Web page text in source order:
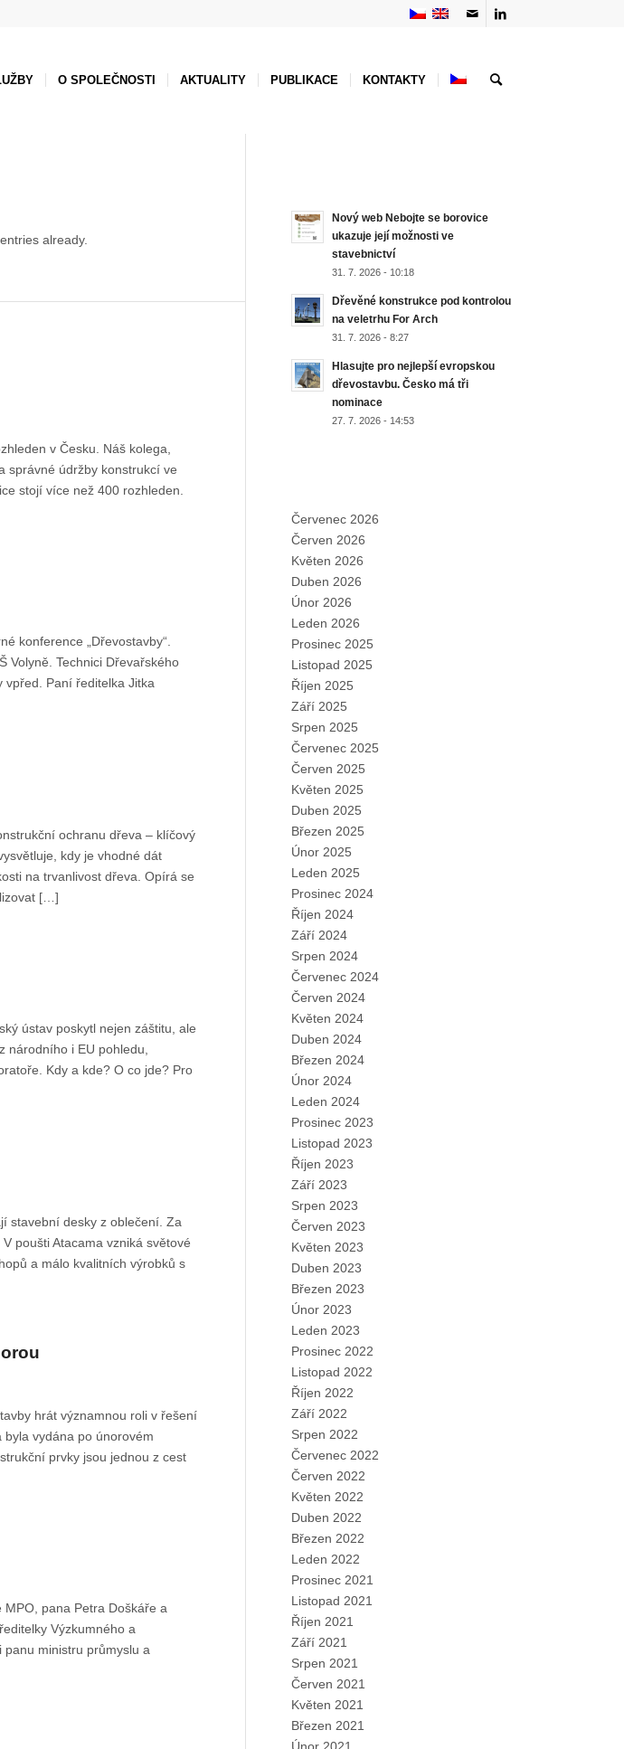
O SPOLEČNOSTI AKTUALITY PUBLIKACE KONTAKTY
already.
v Česku. Náš kolega,
správné údržby konstrukcí ve
stojí více než 400 rozhleden.
konference „Dřevostavby“.
Volyně. Technici Dřevařského
vpřed. Paní ředitelka Jitka
ochranu dřeva – klíčový
kdy je vhodné dát
na trvanlivost dřeva. Opírá se
[…]
ústav poskytl nejen záštitu, ale
národního i EU pohledu,
Kdy a kde? O co jde? Pro
stavební desky z oblečení. Za
poušti Atacama vzniká světové
a málo kvalitních výrobků s
hrát významnou roli v řešení
byla vydána po únorovém
prvky jsou jednou z cest
pana Petra Doškáře a
Výzkumného a
panu ministru průmyslu a
Nový web Nebojte se borovice
ukazuje její možnosti ve
stavebnictví
31. 7. 2026 - 10:18
Dřevěné konstrukce pod kontrolou
na veletrhu For Arch
31. 7. 2026 - 8:27
Hlasujte pro nejlepší evropskou
dřevostavbu. Česko má tři
nominace
27. 7. 2026 - 14:53
Červenec 2026
Červen 2026
Květen 2026
Duben 2026
Únor 2026
Leden 2026
Prosinec 2025
Listopad 2025
Říjen 2025
Září 2025
Srpen 2025
Červenec 2025
Červen 2025
Květen 2025
Duben 2025
Březen 2025
Únor 2025
Leden 2025
Prosinec 2024
Říjen 2024
Září 2024
Srpen 2024
Červenec 2024
Červen 2024
Květen 2024
Duben 2024
Březen 2024
Únor 2024
Leden 2024
Prosinec 2023
Listopad 2023
Říjen 2023
Září 2023
Srpen 2023
Červen 2023
Květen 2023
Duben 2023
Březen 2023
Únor 2023
Leden 2023
Prosinec 2022
Listopad 2022
Říjen 2022
Září 2022
Srpen 2022
Červenec 2022
Červen 2022
Květen 2022
Duben 2022
Březen 2022
Leden 2022
Prosinec 2021
Listopad 2021
Říjen 2021
Září 2021
Srpen 2021
Červen 2021
Květen 2021
Březen 2021